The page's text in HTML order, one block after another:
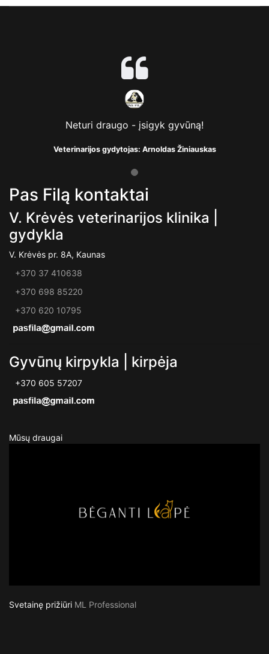
Neturi draugo - įsigyk gyvūną!
Veterinarijos gydytojas: Arnoldas Žiniauskas
Pas Filą kontaktai
V. Krėvės veterinarijos klinika |
gydykla
V. Krėvės pr. 8A, Kaunas
+370 37 410638
+370 698 85220
+370 620 10795
Gyvūnų kirpykla | kirpėja
+370 605 57207
Mūsų draugai
Svetainę prižiūri ML Professional